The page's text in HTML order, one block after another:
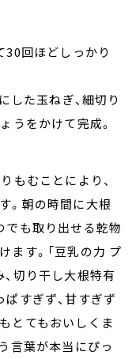
回ほどしっかり
した玉ねぎ、細切り
うをかけて完成。
もむことにより、
。朝の時間に大根
でも取り出せる乾物
ます。「豆乳の力 プ
切り干し大根特有
すぎず、甘すぎず
とてもおいしくま
言葉が本当にぴっ